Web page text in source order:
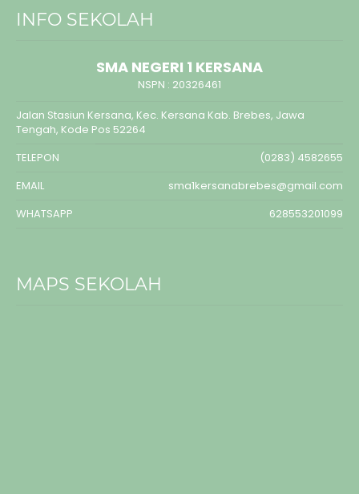
INFO SEKOLAH
SMA NEGERI 1 KERSANA
NSPN : 20326461
Jalan Stasiun Kersana, Kec. Kersana Kab. Brebes, Jawa
Tengah, Kode Pos 52264
TELEPON
(0283) 4582655
EMAIL
sma1kersanabrebes@gmail.com
WHATSAPP
628553201099
MAPS SEKOLAH